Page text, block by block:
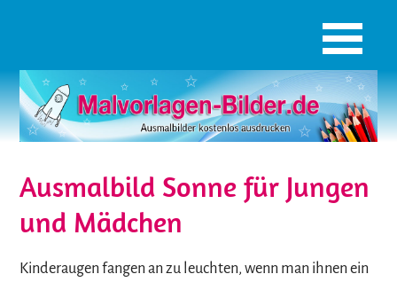
Ausmalbild Sonne für Jungen
und Mädchen
Kinderaugen fangen an zu leuchten, wenn man ihnen ein